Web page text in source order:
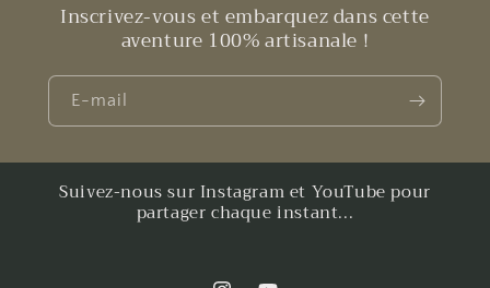
Inscrivez-vous et embarquez dans cette
aventure 100% artisanale !
E-mail
Suivez-nous sur Instagram et YouTube pour
partager chaque instant...